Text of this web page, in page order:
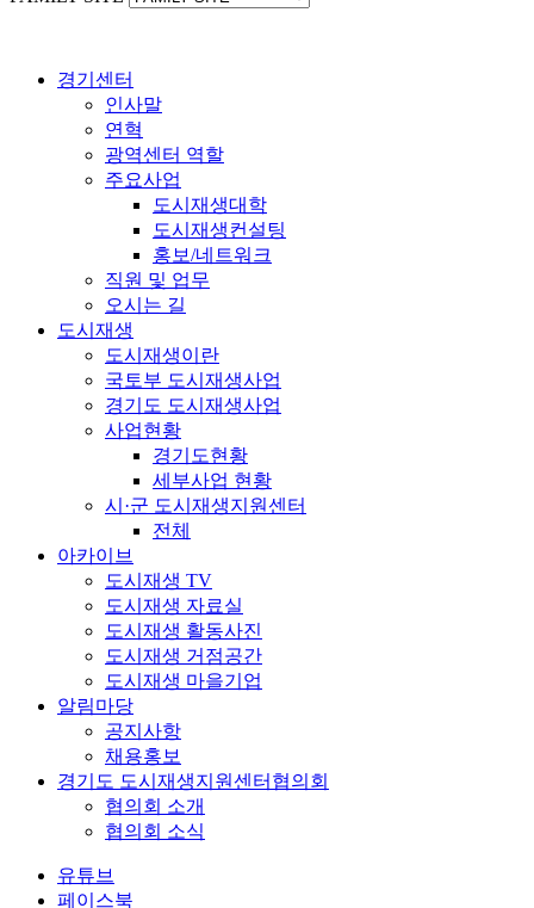
경기센터
인사말
연혁
광역센터 역할
주요사업
도시재생대학
도시재생컨설팅
홍보/네트워크
직원 및 업무
오시는 길
도시재생
도시재생이란
국토부 도시재생사업
경기도 도시재생사업
사업현황
경기도현황
세부사업 현황
시·군 도시재생지원센터
전체
아카이브
도시재생 TV
도시재생 자료실
도시재생 활동사진
도시재생 거점공간
도시재생 마을기업
알림마당
공지사항
채용홍보
경기도 도시재생지원센터협의회
협의회 소개
협의회 소식
유튜브
페이스북